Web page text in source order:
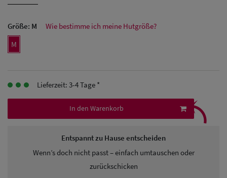
Schutz Caps
Größe: M
Wie bestimme ich meine Hutgröße?
M
Lieferzeit: 3-4 Tage *
In den Warenkorb
Entspannt zu Hause entscheiden
Wenn’s doch nicht passt – einfach umtauschen oder
zurückschicken
⤹